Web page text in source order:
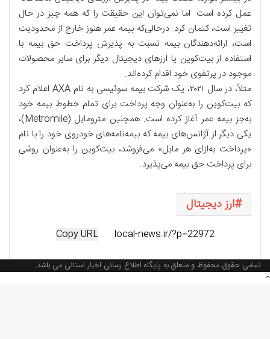
عمل کرده است. اما نمی‌توان این حقیقت را که همه چیز در حال
تغییر است، کتمان کرد. درحالی‌که بیمه‌ عمر هنوز خارج از محدودیت
است، ارائه‌دهندگان بیمه نسبت به پذیرش پرداخت حق بیمه با
استفاده از بیت‌کوین یا ارزهای دیجیتال دیگر برای سایر محصولات
موجود در پرتفوی خود اقدام کرده‌اند.
مثلاً، در سال ۲۰۲۱، یک شرکت بیمه سوئیسی به نام AXA اعلام کرد
که بیت‌کوین را به‌عنوان وجه پرداخت برای تمام خطوط بیمه‌ خود
به‌جز بیمه‌ عمر آغاز کرده است. همچنین مترومایل (Metromile)،
یکی دیگر از آژانس‌های بیمه که بیمه‌نامه‌های خودروی خود را با نام
«پرداخت به‌ازای هر مایل» می‌فروشد، بیت‌کوین را به‌عنوان روشی
برای پرداخت حق بیمه می‌پذیرد.
ارز دیجیتال
Copy URL
تمامی حقوق محفوظ و متعلق به پایگاه اطلاع رسانی اخبار استانی می باشد.